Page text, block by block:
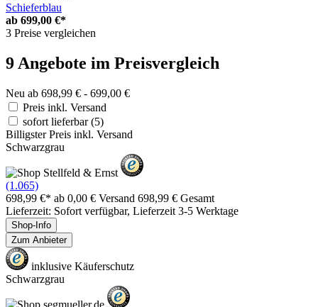
Schieferblau
ab 699,00 €*
3 Preise vergleichen
9 Angebote im Preisvergleich
Neu ab 698,99 € - 699,00 €
Preis inkl. Versand
sofort lieferbar(5)
Billigster Preis inkl. Versand
Schwarzgrau
(1.065)
698,99 €* ab 0,00 € Versand 698,99 € Gesamt
Lieferzeit: Sofort verfügbar, Lieferzeit 3-5 Werktage
Shop-Info
Zum Anbieter
inklusive Käuferschutz
Schwarzgrau